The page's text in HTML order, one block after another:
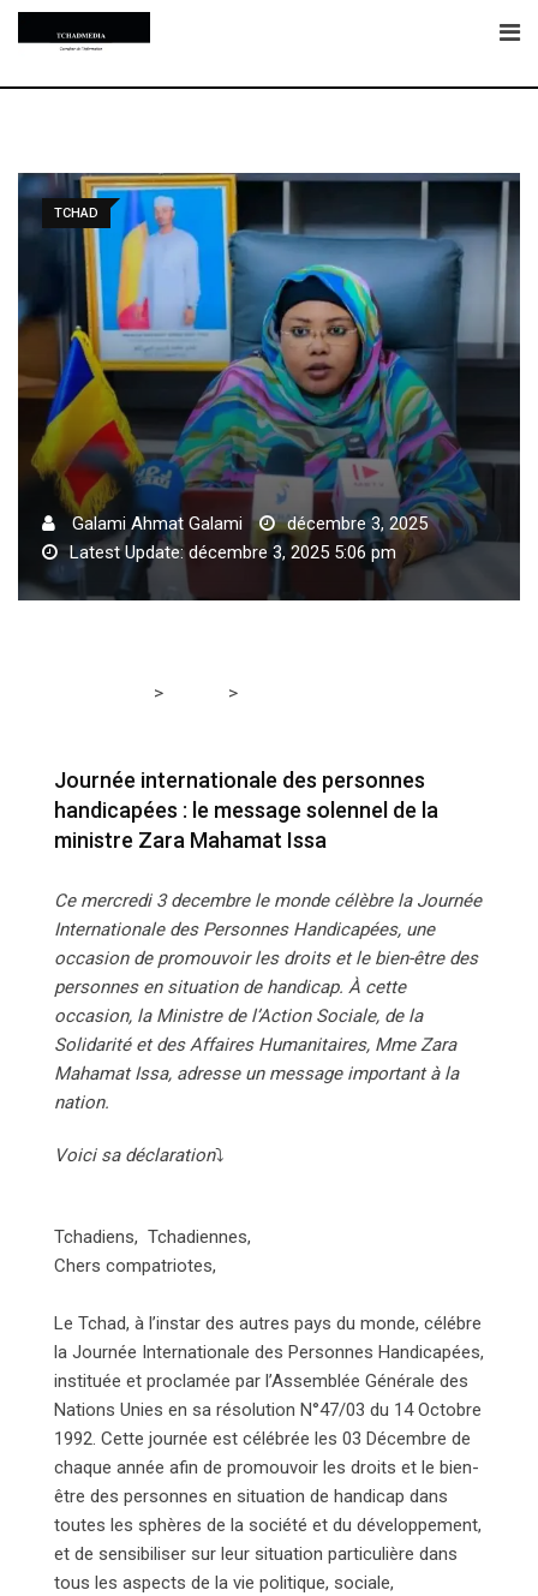
Skip
TCHAD
Galami Ahmat Galami
décembre 3, 2025
Latest Update: décembre 3, 2025 5:06 pm
> >
Journée internationale des personnes
handicapées : le message solennel de la
ministre Zara Mahamat Issa
Ce mercredi 3 decembre le monde célèbre la Journée
Internationale des Personnes Handicapées, une
occasion de promouvoir les droits et le bien-être des
personnes en situation de handicap. À cette
occasion, la Ministre de l’Action Sociale, de la
Solidarité et des Affaires Humanitaires, Mme Zara
Mahamat Issa, adresse un message important à la
nation.
Voici sa déclaration⤵️
Tchadiens, Tchadiennes,
Chers compatriotes,
Le Tchad, à l’instar des autres pays du monde, célébre
la Journée Internationale des Personnes Handicapées,
instituée et proclamée par l’Assemblée Générale des
Nations Unies en sa résolution N°47/03 du 14 Octobre
1992. Cette journée est célébrée les 03 Décembre de
chaque année afin de promouvoir les droits et le bien-
être des personnes en situation de handicap dans
toutes les sphères de la société et du développement,
et de sensibiliser sur leur situation particulière dans
tous les aspects de la vie politique, sociale,